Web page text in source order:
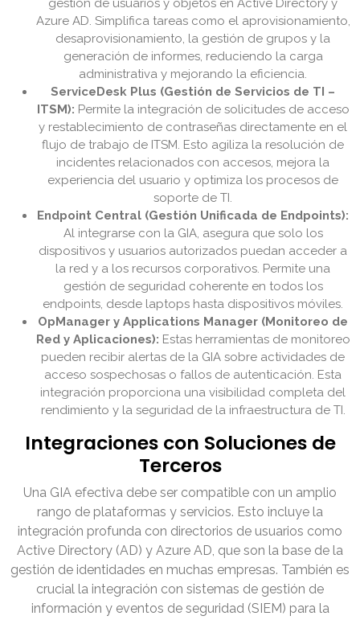
gestión de usuarios y objetos en Active Directory y
Azure AD. Simplifica tareas como el aprovisionamiento,
desaprovisionamiento, la gestión de grupos y la
generación de informes, reduciendo la carga
administrativa y mejorando la eficiencia.
ServiceDesk Plus (Gestión de Servicios de TI –
ITSM): Permite la integración de solicitudes de acceso
y restablecimiento de contraseñas directamente en el
flujo de trabajo de ITSM. Esto agiliza la resolución de
incidentes relacionados con accesos, mejora la
experiencia del usuario y optimiza los procesos de
soporte de TI.
Endpoint Central (Gestión Unificada de Endpoints):
Al integrarse con la GIA, asegura que solo los
dispositivos y usuarios autorizados puedan acceder a
la red y a los recursos corporativos. Permite una
gestión de seguridad coherente en todos los
endpoints, desde laptops hasta dispositivos móviles.
OpManager y Applications Manager (Monitoreo de
Red y Aplicaciones): Estas herramientas de monitoreo
pueden recibir alertas de la GIA sobre actividades de
acceso sospechosas o fallos de autenticación. Esta
integración proporciona una visibilidad completa del
rendimiento y la seguridad de la infraestructura de TI.
Integraciones con Soluciones de
Terceros
Una GIA efectiva debe ser compatible con un amplio
rango de plataformas y servicios. Esto incluye la
integración profunda con directorios de usuarios como
Active Directory (AD) y Azure AD, que son la base de la
gestión de identidades en muchas empresas. También es
crucial la integración con sistemas de gestión de
información y eventos de seguridad (SIEM) para la